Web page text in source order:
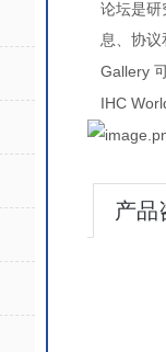
论坛是研
息、协议
Gallery
IHC
产品